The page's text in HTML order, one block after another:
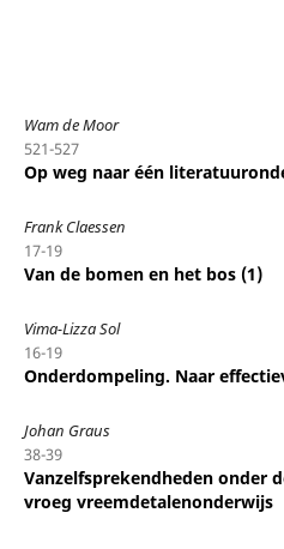
Wam de Moor
521-527
Op weg naar één
Frank Claessen
17-19
Van de bomen en het bos (1)
Vima-Lizza Sol
16-19
Onderdompeling. Naar
Johan Graus
38-39
Vanzelfsprekendheden onder
vroeg vreemdetalenonderwijs